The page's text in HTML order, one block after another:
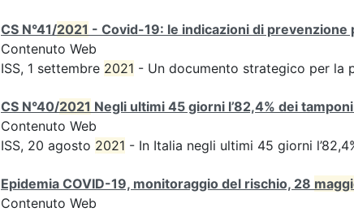
CS N°41/2021 - Covid-19: le indicazioni di
Contenuto Web
ISS, 1 settembre 2021 - Un documento strategico per la
CS N°40/2021 Negli ultimi 45 giorni l’82,4% dei
Contenuto Web
ISS, 20 agosto 2021 - In Italia negli ultimi 45 giorni
Epidemia COVID-19, monitoraggio del rischio, 28
Contenuto Web